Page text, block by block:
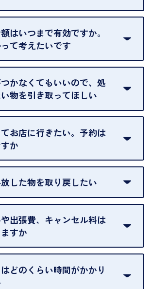
舗一律です。
古市場は日々変動するため、査定した日
定額が変わることはございます。
はいつまで有効ですか。
て考えたいです
日限り有効です。
日々変動するため、翌日には査定額が変
ございます。
かなくてもいいので、処
物を引き取ってほしい
な物は、場合によってはお断りすること
す。ご了承ください。
お店に行きたい。予約は
か
ませんが、現在はご来店の予約は承って
ん。
りますので、お好きな時にお越しくださ
合はスタッフに一言お声がけください。
、迅速に対応させていただきます。
した物を取り戻したい
ではありませんので、買い取ったお品物
販売へと回されます。買い戻しはできま
ご了承ください。
能です。
いう形で、お品物をお戻しすることがで
出張費、キャンセル料は
すか
いておりません。査定金額にご納得いた
合は、その場でお断りいただいても問題
ん。お気軽にご相談ください。
どのくらい時間がかかり